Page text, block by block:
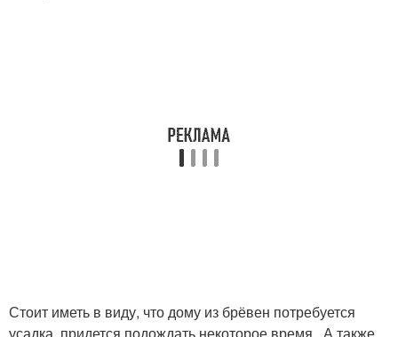
Стоит иметь в виду, что дому из брёвен потребуется